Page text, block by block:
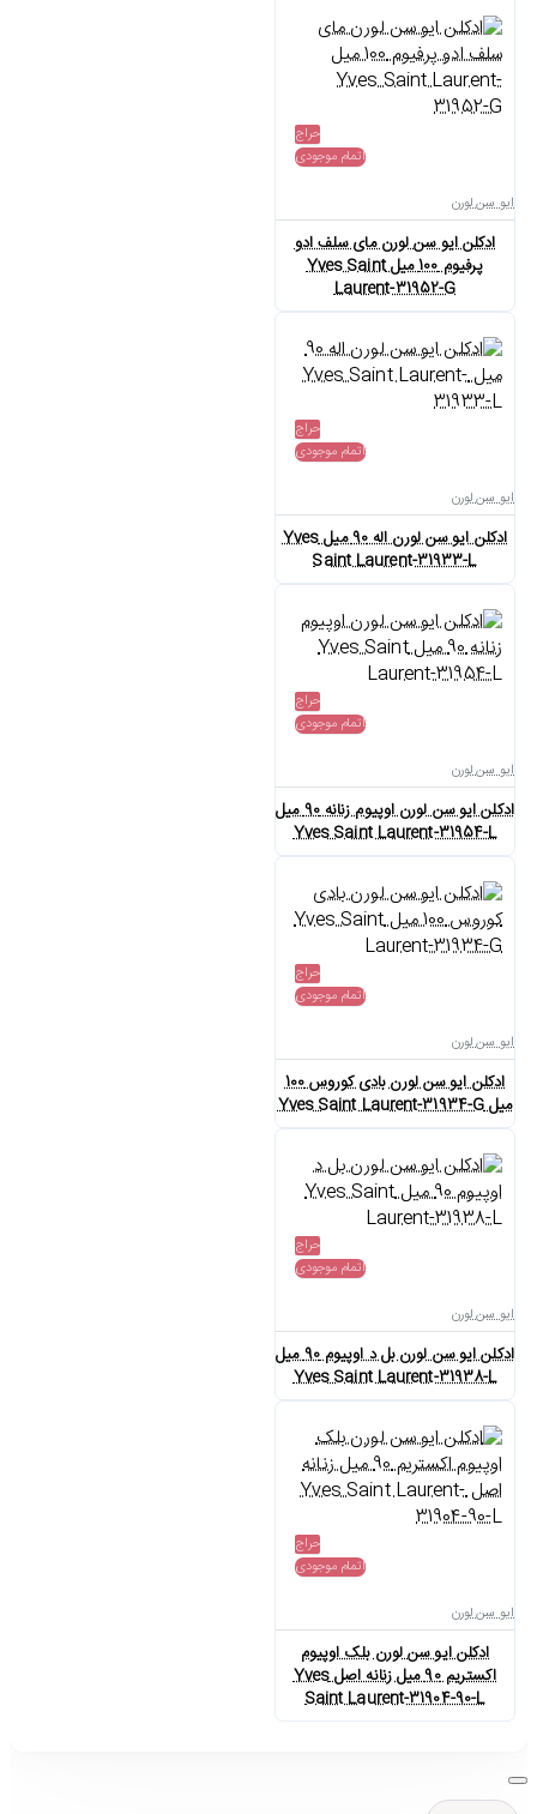
حراج
اتمام موجودی
ایو سن لورن
ادکلن ایو سن لورن مای سلف ادو
پرفیوم 100 میل Yves Saint
Laurent-31952-G
حراج
اتمام موجودی
ایو سن لورن
ادکلن ایو سن لورن اله 90 میل Yves
Saint Laurent-31933-L
حراج
اتمام موجودی
ایو سن لورن
ادکلن ایو سن لورن اوپیوم زنانه 90 میل
Yves Saint Laurent-31954-L
حراج
اتمام موجودی
ایو سن لورن
ادکلن ایو سن لورن بادی کوروس 100
میل Yves Saint Laurent-31934-G
حراج
اتمام موجودی
ایو سن لورن
ادکلن ایو سن لورن بل د اوپیوم 90 میل
Yves Saint Laurent-31938-L
حراج
اتمام موجودی
ایو سن لورن
ادکلن ایو سن لورن بلک اوپیوم
اکستریم 90 میل زنانه اصل Yves
Saint Laurent-31904-90-L